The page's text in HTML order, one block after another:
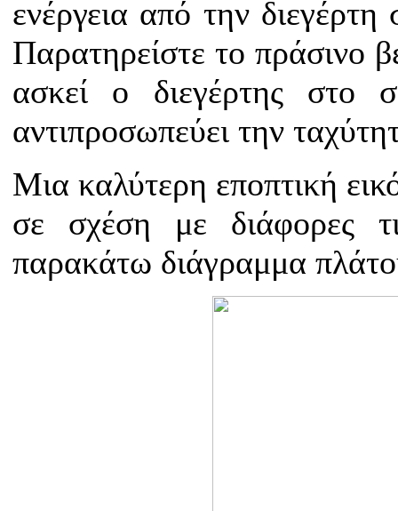
ενέργεια από την
Παρατηρείστε το πράσινο
ασκεί ο διεγέρτης
αντιπροσωπεύει την
Μια καλύτερη εποπτική
σε σχέση με διάφορες
παρακάτω διάγραμμα